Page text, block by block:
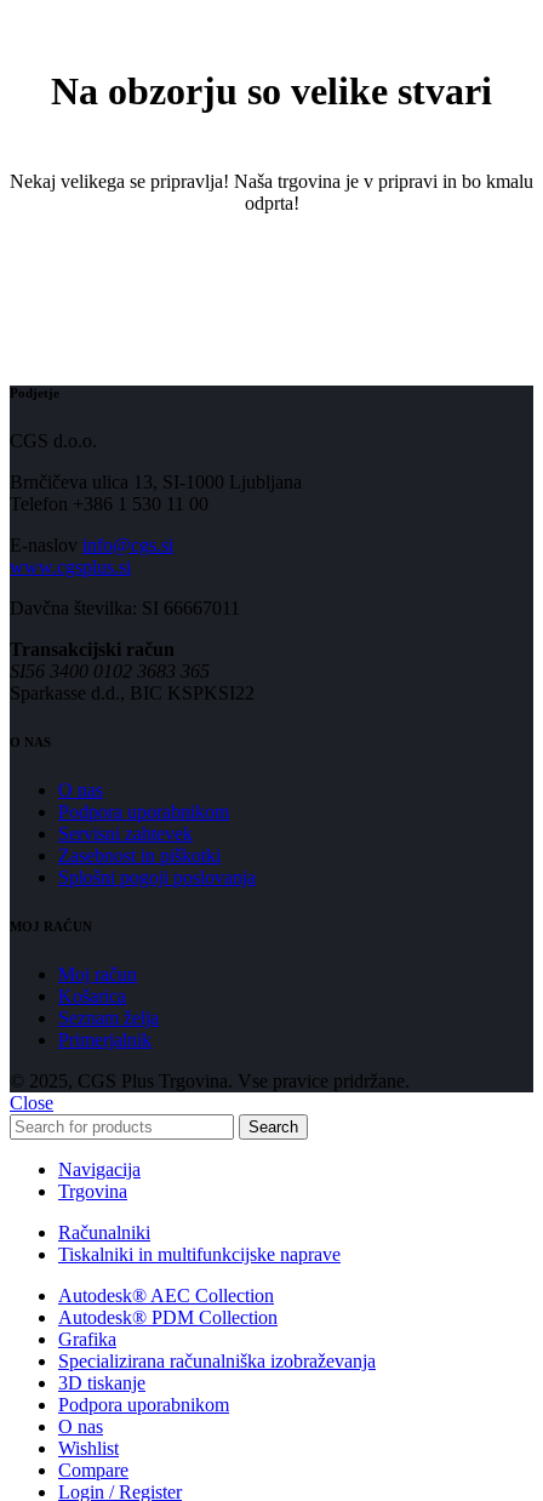
Na obzorju so velike stvari
Nekaj ​​velikega se pripravlja! Naša trgovina je v pripravi in ​​bo kmalu
odprta!
Podjetje
CGS d.o.o.
Brnčičeva ulica 13, SI-1000 Ljubljana
Telefon +386 1 530 11 00
E-naslov info@cgs.si
www.cgsplus.si
Davčna številka: SI 66667011
Transakcijski račun
SI56 3400 0102 3683 365
Sparkasse d.d., BIC KSPKSI22
O NAS
O nas
Podpora uporabnikom
Servisni zahtevek
Zasebnost in piškotki
Splošni pogoji poslovanja
MOJ RAČUN
Moj račun
Košarica
Seznam želja
Primerjalnik
© 2025, CGS Plus Trgovina. Vse pravice pridržane.
Close
Search
Navigacija
Trgovina
Računalniki
Tiskalniki in multifunkcijske naprave
Autodesk® AEC Collection
Autodesk® PDM Collection
Grafika
Specializirana računalniška izobraževanja
3D tiskanje
Podpora uporabnikom
O nas
Wishlist
Compare
Login / Register